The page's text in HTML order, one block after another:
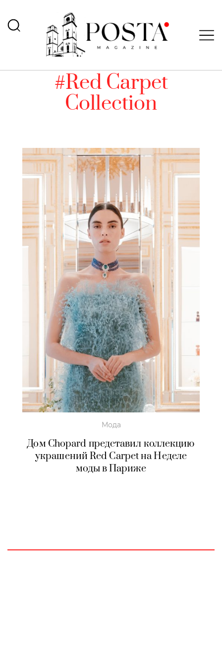
#Red Carpet
Collection
Мода
Дом Chopard представил коллекцию
украшений Red Carpet на Неделе
моды в Париже